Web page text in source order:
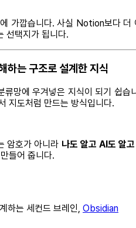
가깝습니다. 사실 Notion보다 더
선택지가 됩니다.
하는 구조로 설계한 지식
류망에 우겨넣은 지식이 되기 쉽
지도처럼 만드는 방식입니다.
암호가 아니라 나도 알고 AI도 알
들어 줍니다.
하는 세컨드 브레인, Obsidian